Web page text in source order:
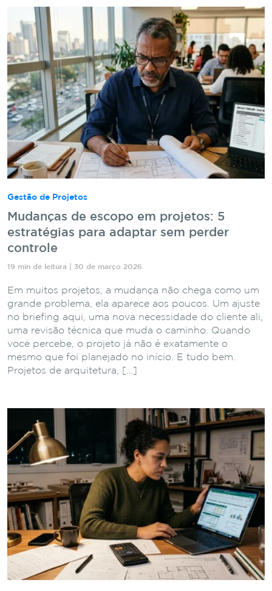
Gestão de Projetos
Mudanças de escopo em projetos: 5
estratégias para adaptar sem perder
controle
19 min de leitura | 30 de março 2026
Em muitos projetos, a mudança não chega como um
grande problema, ela aparece aos poucos. Um ajuste
no briefing aqui, uma nova necessidade do cliente ali,
uma revisão técnica que muda o caminho. Quando
você percebe, o projeto já não é exatamente o
mesmo que foi planejado no início. E tudo bem.
Projetos de arquitetura, […]